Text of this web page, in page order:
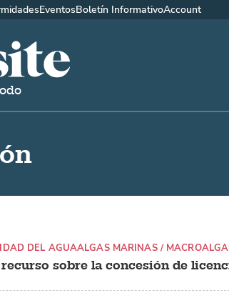
EventosBoletín InformativoAccount
sobre la concesión de
DEL AGUAALGAS MARINAS /